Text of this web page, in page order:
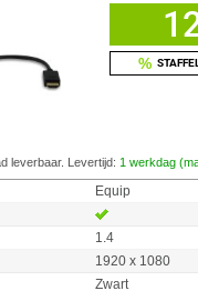
%
leverbaar. Levertijd: 1 werkdag
Equip
1.4
1920 x 1080
Zwart